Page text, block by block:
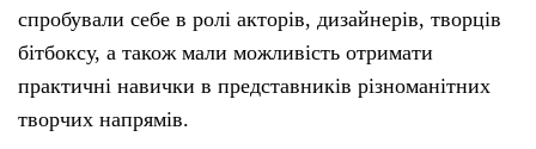
спробували себе в ролі акторів, дизайнерів, творців
бітбоксу, а також мали можливість отримати
практичні навички в представників різноманітних
творчих напрямів.